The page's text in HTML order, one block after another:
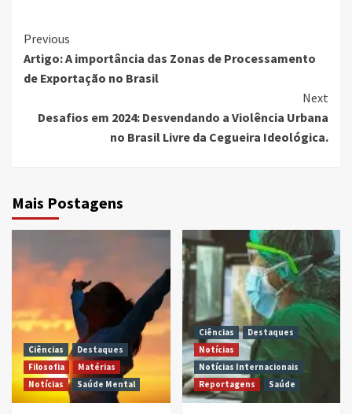
Continue
Reading
Previous
Artigo: A importância das Zonas de Processamento
de Exportação no Brasil
Next
Desafios em 2024: Desvendando a Violência Urbana
no Brasil Livre da Cegueira Ideológica.
Mais Postagens
Ciências
Destaques
Filosofia
Matérias
Notícias
Saúde Mental
Ciências
Destaques
Notícias
Notícias Internacionais
Reportagens
Saúde